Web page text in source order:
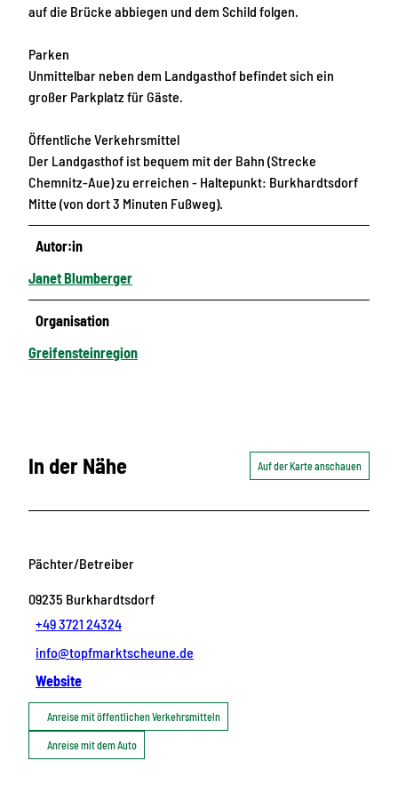
auf die Brücke abbiegen und dem Schild folgen.
Parken
Unmittelbar neben dem Landgasthof befindet sich ein
großer Parkplatz für Gäste.
Öffentliche Verkehrsmittel
Der Landgasthof ist bequem mit der Bahn (Strecke
Chemnitz-Aue) zu erreichen - Haltepunkt: Burkhardtsdorf
Mitte (von dort 3 Minuten Fußweg).
Autor:in
Janet Blumberger
Organisation
Greifensteinregion
In der Nähe Auf der Karte anschauen
Pächter/Betreiber
09235 Burkhardtsdorf
+49 3721 24324
info@topfmarktscheune.de
Website
Anreise mit öffentlichen Verkehrsmitteln
Anreise mit dem Auto